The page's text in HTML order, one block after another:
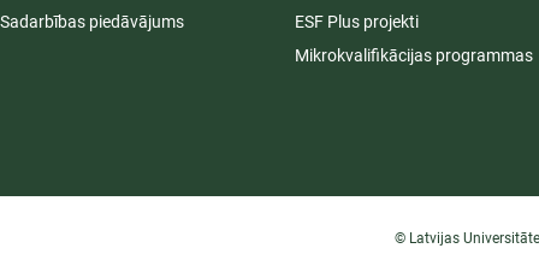
Sadarbības piedāvājums
ESF Plus projekti
Mikrokvalifikācijas programmas
© Latvijas